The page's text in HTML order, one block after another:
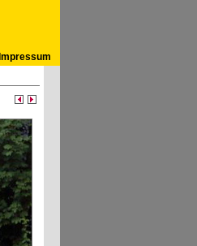
Impressum